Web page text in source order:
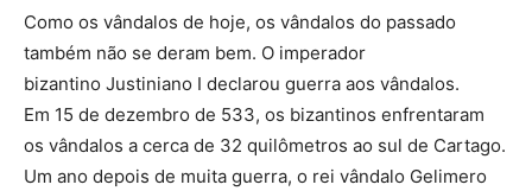
Como os vândalos de hoje, os vândalos do passado
também não se deram bem. O imperador
bizantino Justiniano I declarou guerra aos vândalos.
Em 15 de dezembro de 533, os bizantinos enfrentaram
os vândalos a cerca de 32 quilômetros ao sul de Cartago.
Um ano depois de muita guerra, o rei vândalo Gelimero